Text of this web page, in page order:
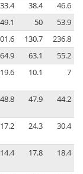
33.4 38.4
46.6
49.1 50
53.9
130.7
236.8
64.9 63.1
55.2
19.6 10.1 7
48.8 47.9 44.2
17.2 24.3 30.4
14.4 17.8 18.4